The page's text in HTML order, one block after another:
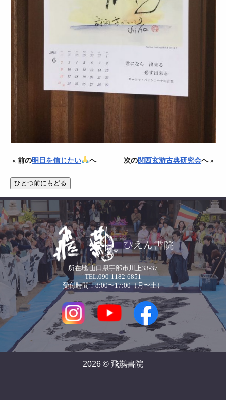
« 前の明日を信じたい へ 次の関西玄游古典研究会へ »
所在地 山口県宇部市川上33-37
TEL.090-1182-6851
受付時間：8:00〜17:00（月〜土）
2026 © 飛䴏書院